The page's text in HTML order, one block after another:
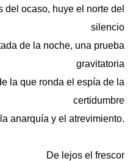
del ocaso, huye el norte del
silencio
de la noche, una prueba
gravitatoria
la que ronda el espía de la
certidumbre
anarquía y el atrevimiento.
De lejos el frescor